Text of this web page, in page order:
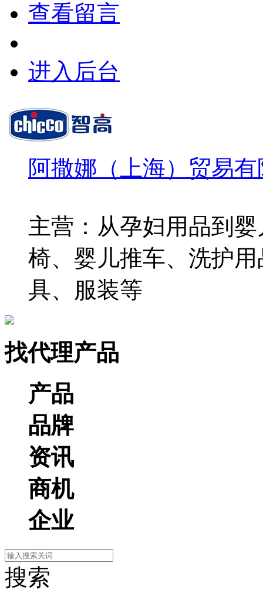
查看留言
进入后台
阿撒娜（上海）贸易
主营：从孕妇用品到
椅、婴儿推车、洗护
具、服装等
找代理产品
产品
品牌
资讯
商机
企业
搜索